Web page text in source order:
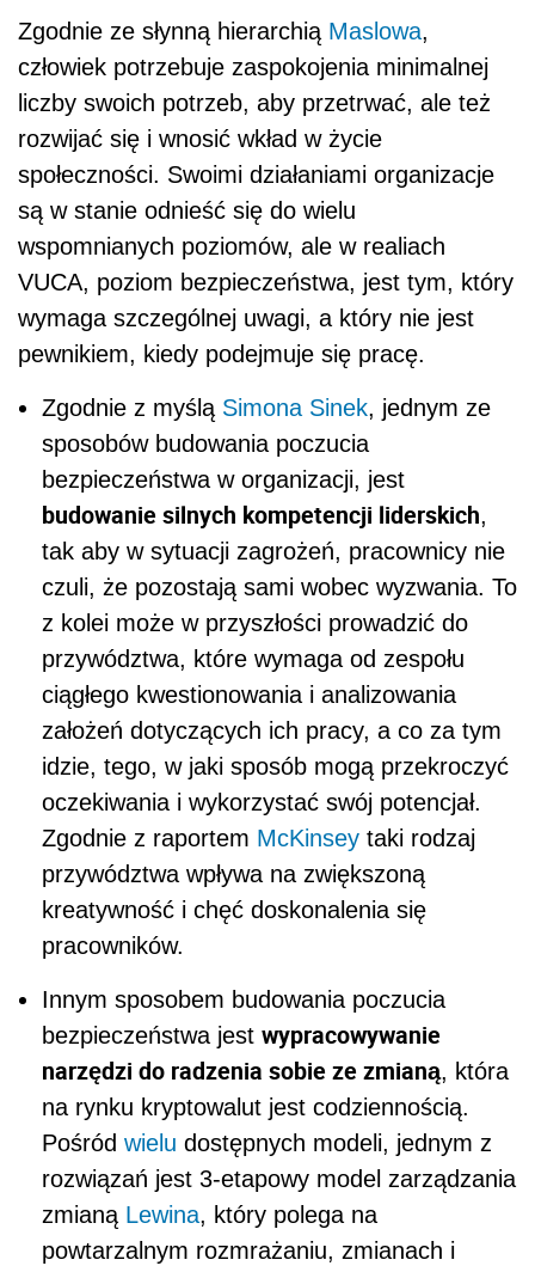
Zgodnie ze słynną hierarchią Maslowa,
człowiek potrzebuje zaspokojenia minimalnej
liczby swoich potrzeb, aby przetrwać, ale też
rozwijać się i wnosić wkład w życie
społeczności. Swoimi działaniami organizacje
są w stanie odnieść się do wielu
wspomnianych poziomów, ale w realiach
VUCA, poziom bezpieczeństwa, jest tym, który
wymaga szczególnej uwagi, a który nie jest
pewnikiem, kiedy podejmuje się pracę.
Zgodnie z myślą Simona Sinek, jednym ze
sposobów budowania poczucia
bezpieczeństwa w organizacji, jest
budowanie silnych kompetencji liderskich,
tak aby w sytuacji zagrożeń, pracownicy nie
czuli, że pozostają sami wobec wyzwania. To
z kolei może w przyszłości prowadzić do
przywództwa, które wymaga od zespołu
ciągłego kwestionowania i analizowania
założeń dotyczących ich pracy, a co za tym
idzie, tego, w jaki sposób mogą przekroczyć
oczekiwania i wykorzystać swój potencjał.
Zgodnie z raportem McKinsey taki rodzaj
przywództwa wpływa na zwiększoną
kreatywność i chęć doskonalenia się
pracowników.
Innym sposobem budowania poczucia
bezpieczeństwa jest wypracowywanie
narzędzi do radzenia sobie ze zmianą, która
na rynku kryptowalut jest codziennością.
Pośród wielu dostępnych modeli, jednym z
rozwiązań jest 3-etapowy model zarządzania
zmianą Lewina, który polega na
powtarzalnym rozmrażaniu, zmianach i